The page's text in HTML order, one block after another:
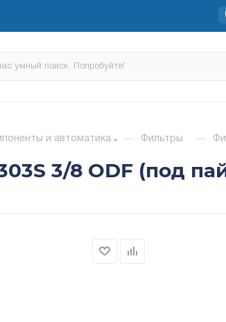
и автоматика — Фильтры —
3/8 ODF (под